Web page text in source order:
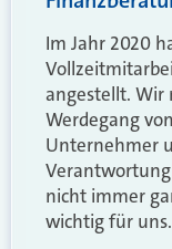
Im Jahr 2020
angestellt. Wir
Werdegang
Unternehmer
nicht immer
wichtig für uns.